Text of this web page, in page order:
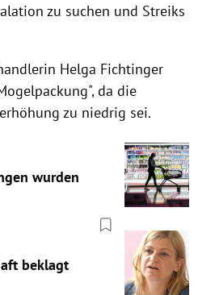
zu suchen und Streiks
Helga Fichtinger
da die
zu niedrig sei.
wurden
beklagt